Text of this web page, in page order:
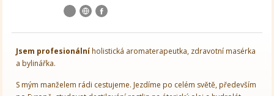
Jsem profesionálníholistická aromaterapeutka, zdravotní masérka
a bylinářka.
S mým manželem rádi cestujeme. Jezdíme po celém světě, především